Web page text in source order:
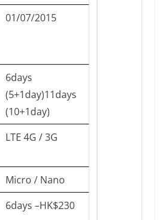
01/07/2015
6days
(5+1day)11days
(10+1day)
LTE 4G / 3G
Micro / Nano
6days –HK$230